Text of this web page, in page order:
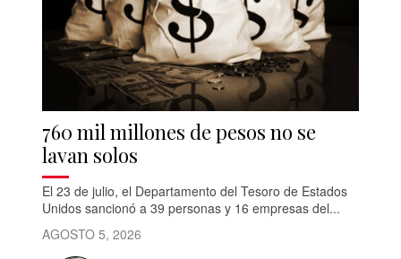
760 mil millones de pesos no se
lavan solos
El 23 de julio, el Departamento del Tesoro de Estados
Unidos sancionó a 39 personas y 16 empresas del...
AGOSTO 5, 2026